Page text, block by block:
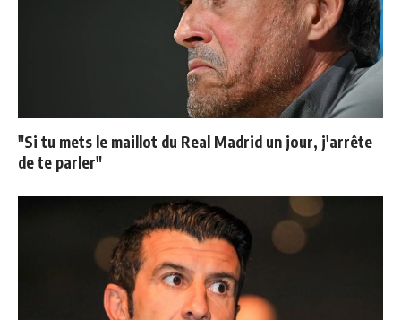
"Si tu mets le maillot du Real Madrid un jour, j'arrête
de te parler"